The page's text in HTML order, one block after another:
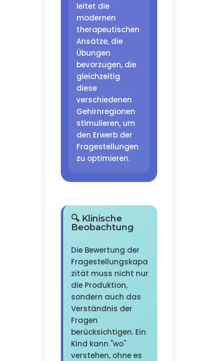
leitet die
modernen
therapeutischen
Ansätze, die
Übungen
bevorzugen, die
gleichzeitig
diese
verschiedenen
Gehirnregionen
stimulieren, um
den Erwerb der
Fragestellungen
zu optimieren.
🔍 Klinische
Beobachtung
Die Bewertung der
Fragestellungskapa
zität muss nicht nur
die Produktion,
sondern auch das
Verständnis der
Fragen
berücksichtigen. Ein
Kind kann "wo"
verstehen, ohne es